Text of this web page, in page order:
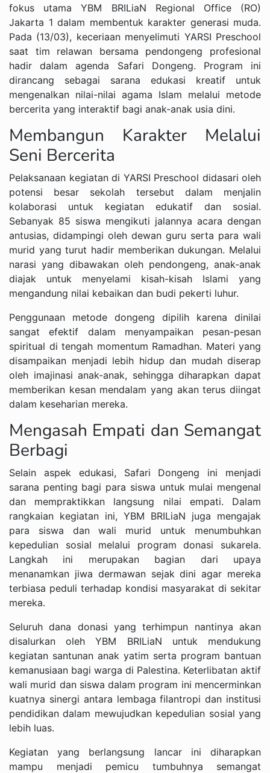
fokus utama YBM BRILiaN Regional Office (RO)
Jakarta 1 dalam membentuk karakter generasi muda.
Pada (13/03), keceriaan menyelimuti YARSI Preschool
saat tim relawan bersama pendongeng profesional
hadir dalam agenda Safari Dongeng. Program ini
dirancang sebagai sarana edukasi kreatif untuk
mengenalkan nilai-nilai agama Islam melalui metode
bercerita yang interaktif bagi anak-anak usia dini.
Membangun Karakter Melalui
Seni Bercerita
Pelaksanaan kegiatan di YARSI Preschool didasari oleh
potensi besar sekolah tersebut dalam menjalin
kolaborasi untuk kegiatan edukatif dan sosial.
Sebanyak 85 siswa mengikuti jalannya acara dengan
antusias, didampingi oleh dewan guru serta para wali
murid yang turut hadir memberikan dukungan. Melalui
narasi yang dibawakan oleh pendongeng, anak-anak
diajak untuk menyelami kisah-kisah Islami yang
mengandung nilai kebaikan dan budi pekerti luhur.
Penggunaan metode dongeng dipilih karena dinilai
sangat efektif dalam menyampaikan pesan-pesan
spiritual di tengah momentum Ramadhan. Materi yang
disampaikan menjadi lebih hidup dan mudah diserap
oleh imajinasi anak-anak, sehingga diharapkan dapat
memberikan kesan mendalam yang akan terus diingat
dalam keseharian mereka.
Mengasah Empati dan Semangat
Berbagi
Selain aspek edukasi, Safari Dongeng ini menjadi
sarana penting bagi para siswa untuk mulai mengenal
dan mempraktikkan langsung nilai empati. Dalam
rangkaian kegiatan ini, YBM BRILiaN juga mengajak
para siswa dan wali murid untuk menumbuhkan
kepedulian sosial melalui program donasi sukarela.
Langkah ini merupakan bagian dari upaya
menanamkan jiwa dermawan sejak dini agar mereka
terbiasa peduli terhadap kondisi masyarakat di sekitar
mereka.
Seluruh dana donasi yang terhimpun nantinya akan
disalurkan oleh YBM BRILiaN untuk mendukung
kegiatan santunan anak yatim serta program bantuan
kemanusiaan bagi warga di Palestina. Keterlibatan aktif
wali murid dan siswa dalam program ini mencerminkan
kuatnya sinergi antara lembaga filantropi dan institusi
pendidikan dalam mewujudkan kepedulian sosial yang
lebih luas.
Kegiatan yang berlangsung lancar ini diharapkan
mampu menjadi pemicu tumbuhnya semangat